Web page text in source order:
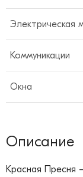
Электрическая
Коммуникации
Окна
Описание
Красная Пресня